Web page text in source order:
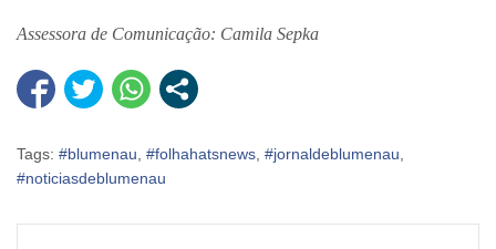
Assessora de Comunicação: Camila Sepka
Tags: #blumenau, #folhahatsnews, #jornaldeblumenau,
#noticiasdeblumenau